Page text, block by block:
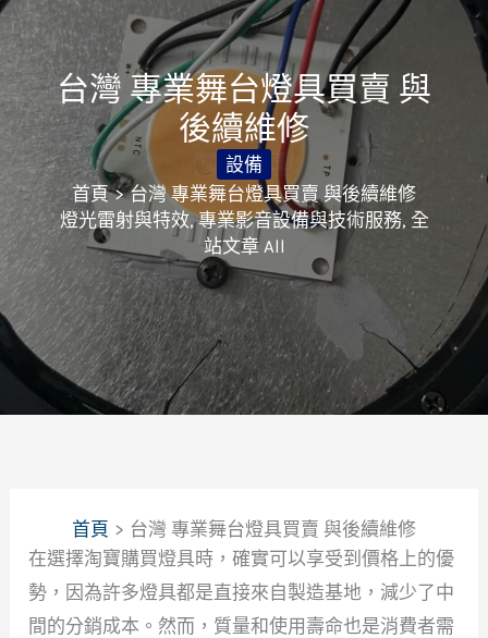
台灣 專業舞台燈具買賣 與
後續維修
設備
首頁
台灣 專業舞台燈具買賣 與後續維修
燈光雷射與特效,專業影音設備與技術服務, 全
站文章 All
首頁
台灣 專業舞台燈具買賣 與後續維修
在選擇淘寶購買燈具時，確實可以享受到價格上的優
勢，因為許多燈具都是直接來自製造基地，減少了中
間的分銷成本。然而，質量和使用壽命也是消費者需